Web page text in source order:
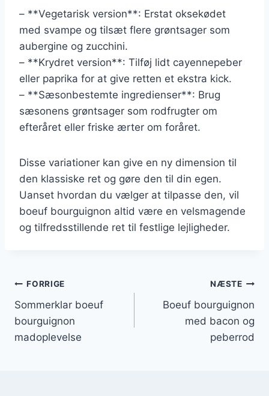
– **Vegetarisk version**: Erstat oksekødet
med svampe og tilsæt flere grøntsager som
aubergine og zucchini.
– **Krydret version**: Tilføj lidt cayennepeber
eller paprika for at give retten et ekstra kick.
– **Sæsonbestemte ingredienser**: Brug
sæsonens grøntsager som rodfrugter om
efteråret eller friske ærter om foråret.
Disse variationer kan give en ny dimension til
den klassiske ret og gøre den til din egen.
Uanset hvordan du vælger at tilpasse den, vil
boeuf bourguignon altid være en velsmagende
og tilfredsstillende ret til festlige lejligheder.
Indlægsnavigation
FORRIGE
Sommerklar boeuf
bourguignon
madoplevelse
NÆSTE
Boeuf bourguignon
med bacon og
peberrod